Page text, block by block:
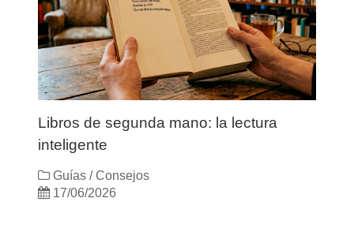
Libros de segunda mano: la lectura
inteligente
Guías / Consejos
17/06/2026